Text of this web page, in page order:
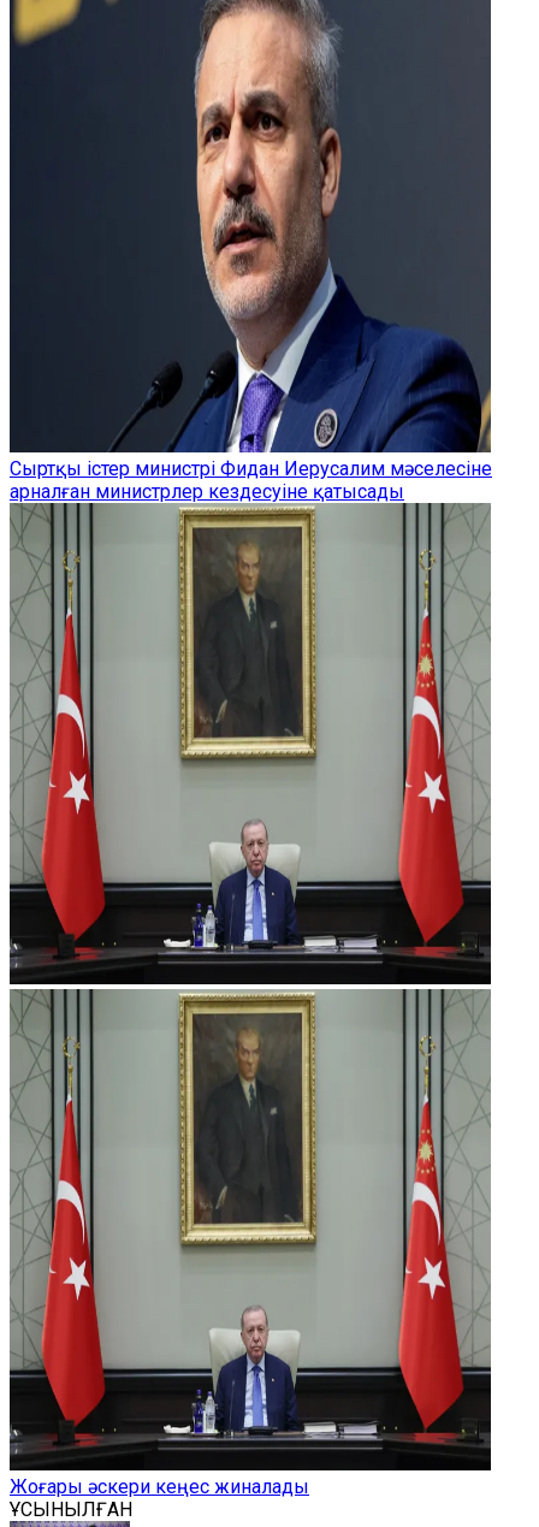
Сыртқы істер министрі Фидан Иерусалим мәселесіне
арналған министрлер кездесуіне қатысады
Жоғары әскери кеңес жиналады
ҰСЫНЫЛҒАН